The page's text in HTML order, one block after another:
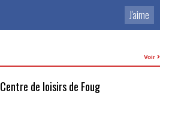
J'aime
Voir
Centre de loisirs de Foug